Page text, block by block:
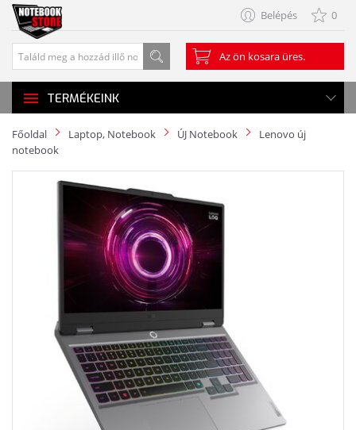
Belépés 0
Az ön kosara üres.
TERMÉKEINK
Főoldal Laptop, Notebook ÚJ Notebook
Lenovo új
notebook